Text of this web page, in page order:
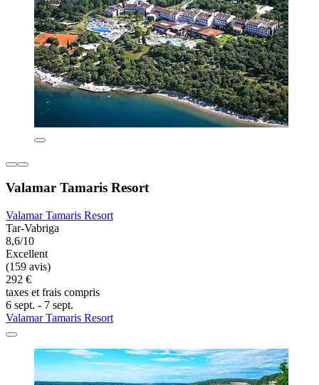
Valamar Tamaris Resort
Valamar Tamaris Resort
Tar-Vabriga
8,6/10
Excellent
(159 avis)
292 €
taxes et frais compris
6 sept. - 7 sept.
Valamar Tamaris Resort